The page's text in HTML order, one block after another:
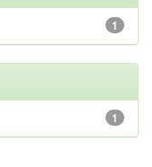
1
1